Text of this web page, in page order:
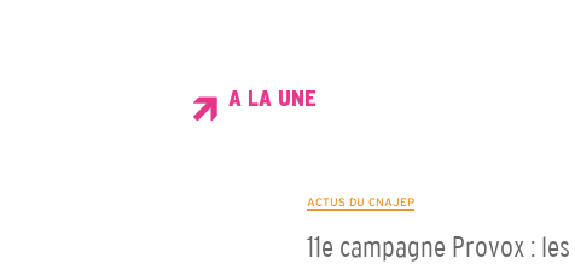
A LA UNE
ACTUS DU CNAJEP
11e campagne Provox : les